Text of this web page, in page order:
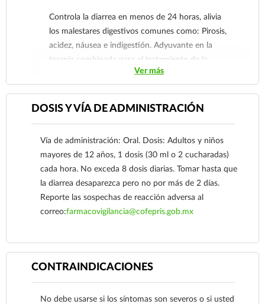
Controla la diarrea en menos de 24 horas, alivia
los malestares digestivos comunes como: Pirosis,
acidez, náusea e indigestión. Adyuvante en la
terapia combinada para el tratamiento de la
enfermedad úlcero-péptica causada por
Ver más
DOSIS Y VÍA DE ADMINISTRACIÓN
Vía de administración: Oral. Dosis: Adultos y niños
mayores de 12 años, 1 dosis (30 ml o 2 cucharadas)
cada hora. No exceda 8 dosis diarias. Tomar hasta que
la diarrea desaparezca pero no por más de 2 días.
Reporte las sospechas de reacción adversa al
correo:farmacovigilancia@cofepris.gob.mx
CONTRAINDICACIONES
No debe usarse si los síntomas son severos o si usted